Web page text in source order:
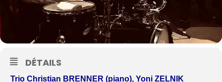
DÉTAILS
Trio Christian BRENNER (piano), Yoni ZELNIK